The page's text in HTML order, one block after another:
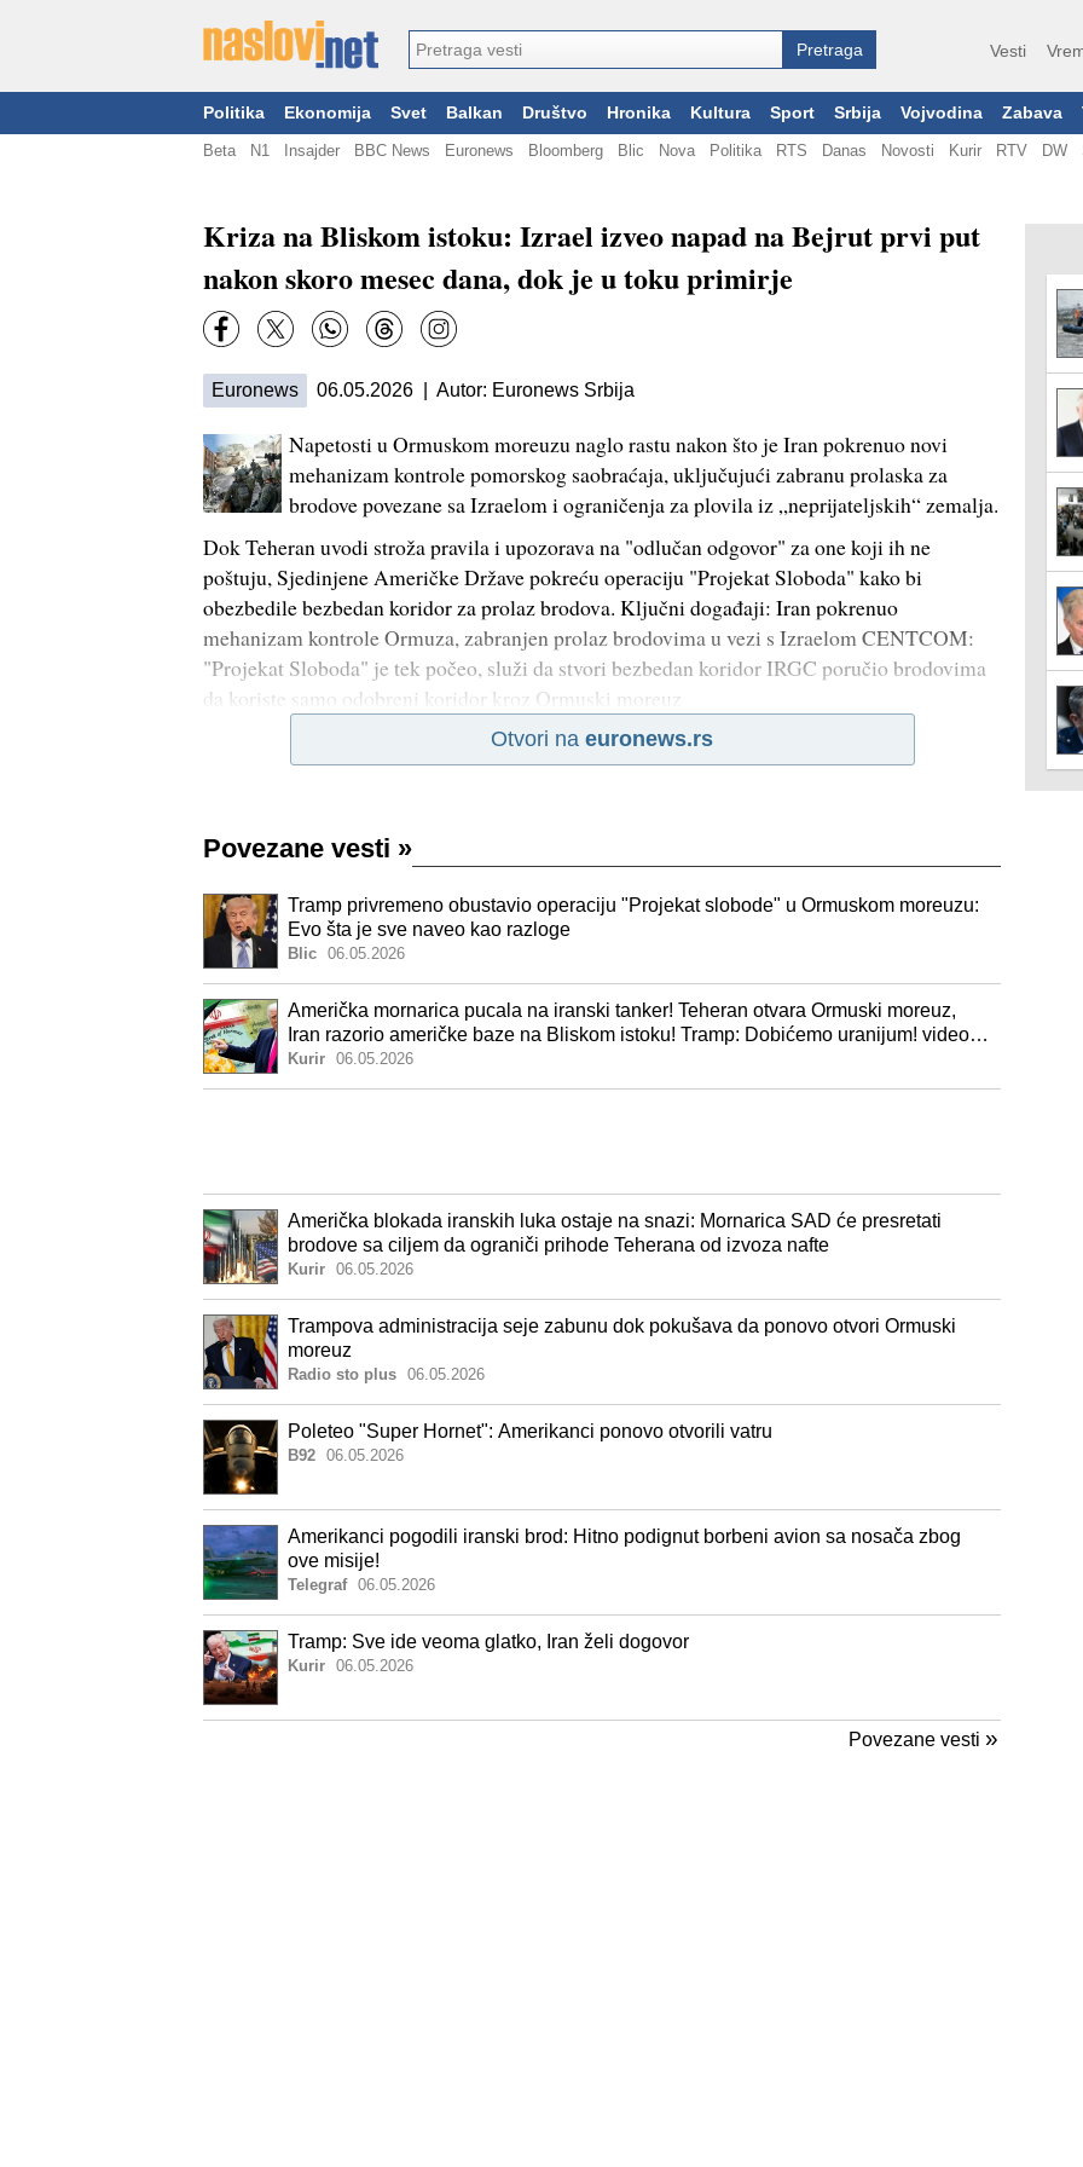
Vesti
Politika Ekonomija Svet Balkan Društvo Hronika Kultura Sport Srbija Vojvodina Zabava
Beta N1 Insajder BBC News Euronews Bloomberg Blic Nova Politika RTS Danas Novosti Kurir RTV DW
Kriza na Bliskom istoku: Izrael izveo napad na Bejrut prvi put
nakon skoro mesec dana, dok je u toku primirje
Euronews 06.05.2026 | Autor: Euronews Srbija
Napetosti u Ormuskom moreuzu naglo rastu nakon što je Iran pokrenuo novi
mehanizam kontrole pomorskog saobraćaja, uključujući zabranu prolaska za
brodove povezane sa Izraelom i ograničenja za plovila iz „neprijateljskih“ zemalja.
Dok Teheran uvodi stroža pravila i upozorava na "odlučan odgovor" za one koji ih ne
poštuju, Sjedinjene Američke Države pokreću operaciju "Projekat Sloboda" kako bi
obezbedile bezbedan koridor za prolaz brodova. Ključni događaji: Iran pokrenuo
mehanizam kontrole Ormuza, zabranjen prolaz brodovima u vezi s Izraelom CENTCOM:
"Projekat Sloboda" je tek počeo, služi da stvori bezbedan koridor IRGC poručio brodovima
da koriste samo odobreni koridor kroz Ormuski moreuz
Otvori na euronews.rs
Povezane vesti »
Tramp privremeno obustavio operaciju "Projekat slobode" u Ormuskom moreuzu:
Evo šta je sve naveo kao razloge
Blic 06.05.2026
Američka mornarica pucala na iranski tanker! Teheran otvara Ormuski moreuz,
Iran razorio američke baze na Bliskom istoku! Tramp: Dobićemo uranijum! video,
foto
Kurir 06.05.2026
Američka blokada iranskih luka ostaje na snazi: Mornarica SAD će presretati
brodove sa ciljem da ograniči prihode Teherana od izvoza nafte
Kurir 06.05.2026
Trampova administracija seje zabunu dok pokušava da ponovo otvori Ormuski
moreuz
Radio sto plus 06.05.2026
Poleteo "Super Hornet": Amerikanci ponovo otvorili vatru
B92 06.05.2026
Amerikanci pogodili iranski brod: Hitno podignut borbeni avion sa nosača zbog
ove misije!
Telegraf 06.05.2026
Tramp: Sve ide veoma glatko, Iran želi dogovor
Kurir 06.05.2026
Povezane vesti »